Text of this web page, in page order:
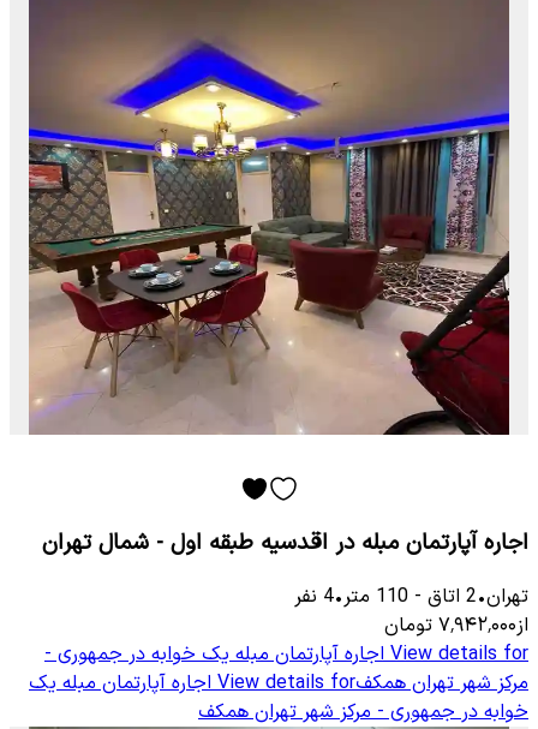
اجاره آپارتمان مبله در اقدسیه طبقه اول - شمال تهران
تهران•
2 اتاق -
110 متر•
4 نفر
از۷٬۹۴۲٬۰۰۰ تومان
View details for اجاره آپارتمان مبله یک خوابه در جمهوری -
مرکز شهر تهران همکفView details for اجاره آپارتمان مبله یک
خوابه در جمهوری - مرکز شهر تهران همکف